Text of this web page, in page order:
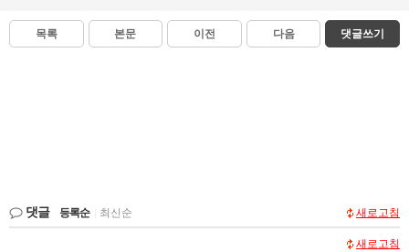
목록 본문 이전 다음 댓글쓰기
댓글 등록순 최신순 새로고침
새로고침